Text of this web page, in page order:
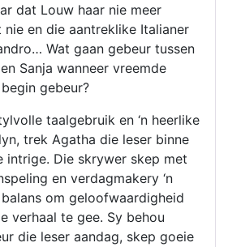
dat Louw haar nie meer
nie en die aantreklike Italianer
Wat gaan gebeur tussen
Sanja wanneer vreemde
gebeur?
taalgebruik en ‘n heerlike
trek Agatha die leser binne
intrige. Die skrywer skep met
en verdagmakery ‘n
om geloofwaardigheid
verhaal te gee. Sy behou
die leser aandag, skep goeie